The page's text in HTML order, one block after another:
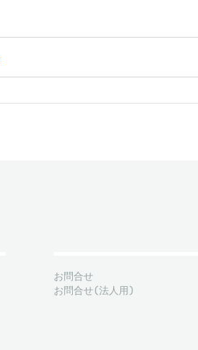
お問合せ
お問合せ(法人用)